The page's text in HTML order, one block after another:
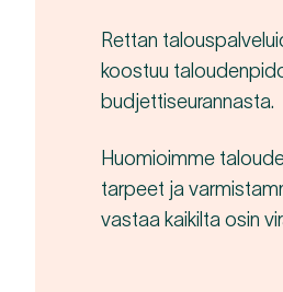
Rettan
koostuu
budjettiseurannasta.
Huomioimme
tarpeet ja
vastaa kaikilta osin